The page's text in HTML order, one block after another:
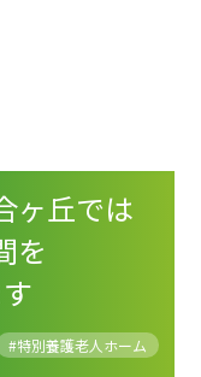
ヶ丘では
を
#特別養護老人ホーム